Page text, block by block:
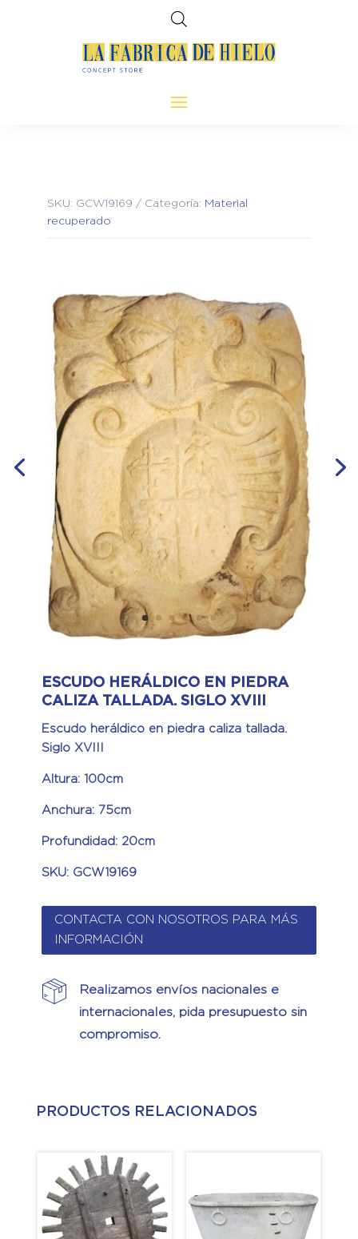
SKU: GCW19169 Categoría: Material
recuperado
ESCUDO HERÁLDICO EN PIEDRA
CALIZA TALLADA. SIGLO XVIII
Escudo heráldico en piedra caliza tallada.
Siglo XVIII
Altura: 100cm
Anchura: 75cm
Profundidad: 20cm
SKU: GCW19169
CONTACTA CON NOSOTROS PARA MÁS
INFORMACIÓN
Realizamos envíos nacionales e
internacionales, pida presupuesto sin
compromiso.
PRODUCTOS RELACIONADOS